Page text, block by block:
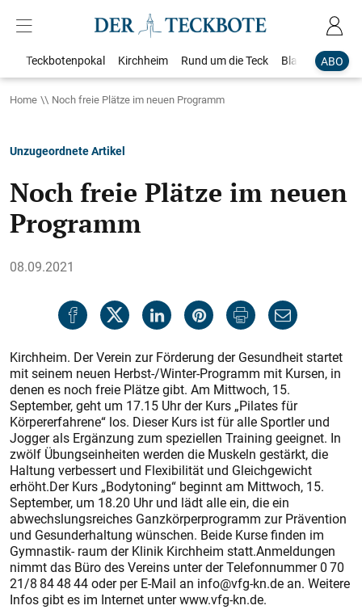
ABO
Teckbotenpokal Kirchheim Rund um die Teck Blaulicht
Home Noch freie Plätze im neuen Programm
Unzugeordnete Artikel
Noch freie Plätze im neuen
Programm
08.09.2021
Kirchheim. Der Verein zur Förderung der Gesundheit startet
mit seinem neuen Herbst-/Winter-Programm mit Kursen, in
denen es noch freie Plätze gibt. Am Mittwoch, 15.
September, geht um 17.15 Uhr der Kurs „Pilates für
Körpererfahrene“ los. Dieser Kurs ist für alle Sportler und
Jogger als Ergänzung zum speziellen Training geeignet. In
zwölf Übungseinheiten werden die Muskeln gestärkt, die
Haltung verbessert und Flexibilität und Gleichgewicht
erhöht.Der Kurs „Bodytoning“ beginnt am Mittwoch, 15.
September, um 18.20 Uhr und lädt alle ein, die ein
abwechslungsreiches Ganzkörperprogramm zur Prävention
und Gesunderhaltung wünschen. Beide Kurse finden im
Gymnastik- raum der Klinik Kirchheim statt.Anmeldungen
nimmt das Büro des Vereins unter der Telefonnummer 0 70
21/8 84 48 44 oder per E-Mail an info@vfg-kn.de an. Weitere
Infos gibt es im Internet unter www.vfg-kn.de.